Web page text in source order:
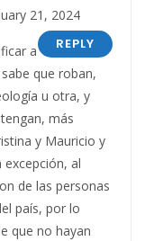
21, 2024
REPLY
a
que roban,
u otra, y
más
y Mauricio y
al
de las personas
país, por lo
que no hayan